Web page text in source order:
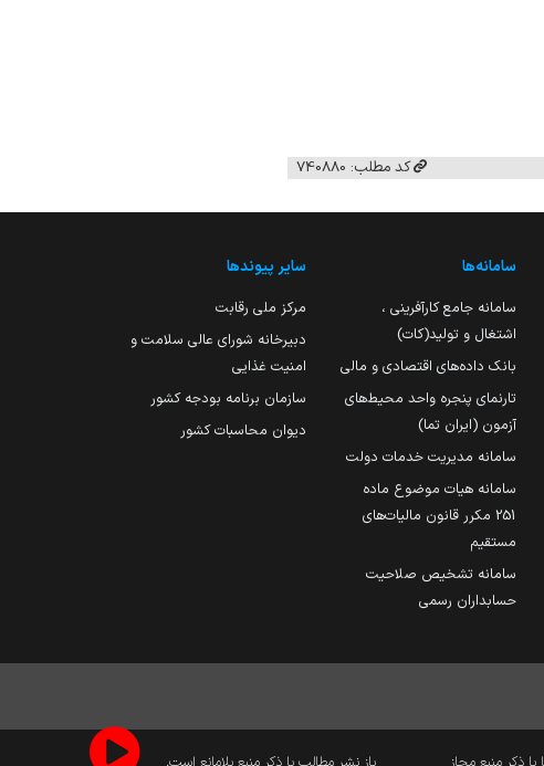
کد مطلب: 740880
سامانه‌ها
سامانه جامع کارآفرینی ،
اشتغال و تولید(کات)
بانک داده‌های اقتصادی و مالی
تارنمای پنجره واحد محیط‌های
آزمون (ایران تما)
سامانه مدیریت خدمات دولت
سامانه هیات موضوع ماده
251 مکرر قانون مالیات‌های
مستقیم
سامانه تشخیص صلاحیت
حسابداران رسمی
سایر پیوندها
مرکز ملی رقابت
دبیرخانه شورای عالی سلامت و
امنیت غذایی
سازمان برنامه بودجه کشور
دیوان محاسبات کشور